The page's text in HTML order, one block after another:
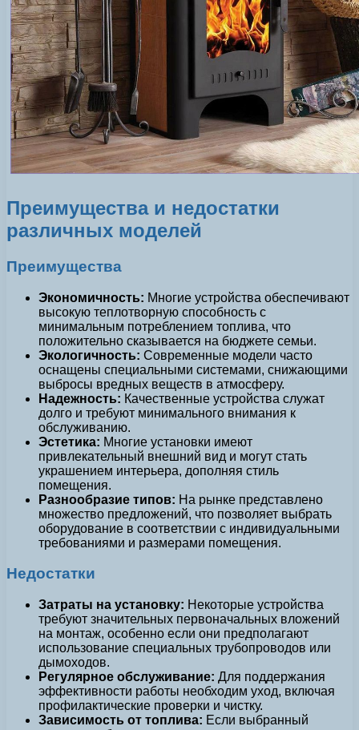
Преимущества и недостатки
различных моделей
Преимущества
Экономичность: Многие устройства обеспечивают
высокую теплотворную способность с
минимальным потреблением топлива, что
положительно сказывается на бюджете семьи.
Экологичность: Современные модели часто
оснащены специальными системами, снижающими
выбросы вредных веществ в атмосферу.
Надежность: Качественные устройства служат
долго и требуют минимального внимания к
обслуживанию.
Эстетика: Многие установки имеют
привлекательный внешний вид и могут стать
украшением интерьера, дополняя стиль
помещения.
Разнообразие типов: На рынке представлено
множество предложений, что позволяет выбрать
оборудование в соответствии с индивидуальными
требованиями и размерами помещения.
Недостатки
Затраты на установку: Некоторые устройства
требуют значительных первоначальных вложений
на монтаж, особенно если они предполагают
использование специальных трубопроводов или
дымоходов.
Регулярное обслуживание: Для поддержания
эффективности работы необходим уход, включая
профилактические проверки и чистку.
Зависимость от топлива: Если выбранный